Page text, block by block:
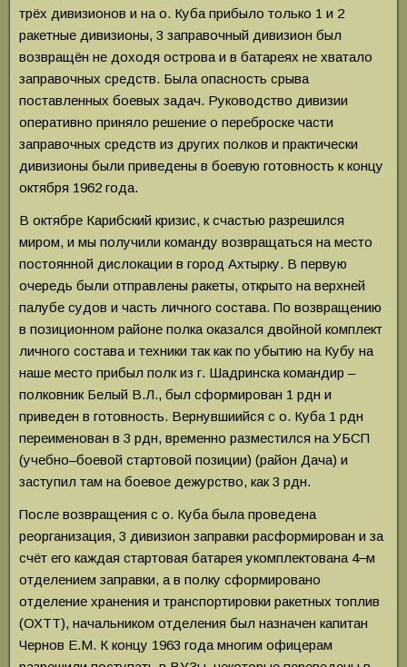
трёх дивизионов и на о. Куба прибыло только 1 и 2
ракетные дивизионы, 3 заправочный дивизион был
возвращён не доходя острова и в батареях не хватало
заправочных средств. Была опасность срыва
поставленных боевых задач. Руководство дивизии
оперативно приняло решение о переброске части
заправочных средств из других полков и практически
дивизионы были приведены в боевую готовность к концу
октября 1962 года.
В октябре Карибский кризис, к счастью разрешился
миром, и мы получили команду возвращаться на место
постоянной дислокации в город Ахтырку. В первую
очередь были отправлены ракеты, открыто на верхней
палубе судов и часть личного состава. По возвращению
в позиционном районе полка оказался двойной комплект
личного состава и техники так как по убытию на Кубу на
наше место прибыл полк из г. Шадринска командир –
полковник Белый В.Л., был сформирован 1 рдн и
приведен в готовность. Вернувшиийся с о. Куба 1 рдн
переименован в 3 рдн, временно разместился на УБСП
(учебно–боевой стартовой позиции) (район Дача) и
заступил там на боевое дежурство, как 3 рдн.
После возвращения с о. Куба была проведена
реорганизация, 3 дивизион заправки расформирован и за
счёт его каждая стартовая батарея укомплектована 4‒м
отделением заправки, а в полку сформировано
отделение хранения и транспортировки ракетных топлив
(ОХТТ), начальником отделения был назначен капитан
Чернов Е.М. К концу 1963 года многим офицерам